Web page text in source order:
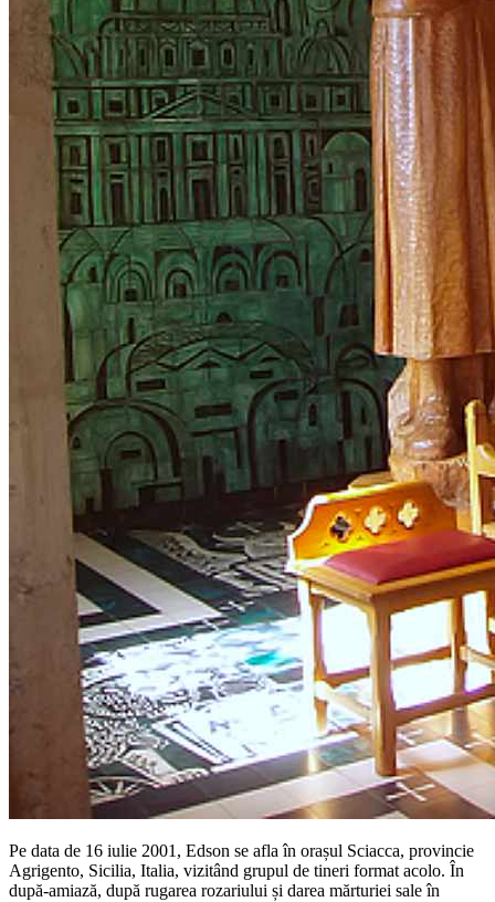
Pe data de 16 iulie 2001, Edson se afla în orașul Sciacca, provincie
Agrigento, Sicilia, Italia, vizitând grupul de tineri format acolo. În
după-amiază, după rugarea rozariului și darea mărturiei sale în